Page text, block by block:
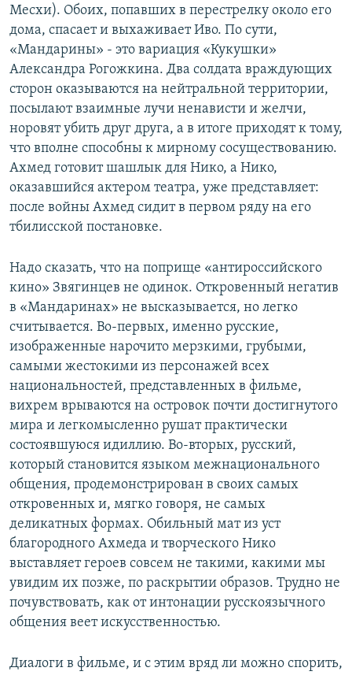
Месхи). Обоих, попавших в перестрелку около его
дома, спасает и выхаживает Иво. По сути,
«Мандарины» - это вариация «Кукушки»
Александра Рогожкина. Два солдата враждующих
сторон оказываются на нейтральной территории,
посылают взаимные лучи ненависти и желчи,
норовят убить друг друга, а в итоге приходят к тому,
что вполне способны к мирному сосуществованию.
Ахмед готовит шашлык для Нико, а Нико,
оказавшийся актером театра, уже представляет:
после войны Ахмед сидит в первом ряду на его
тбилисской постановке.
Надо сказать, что на поприще «антироссийского
кино» Звягинцев не одинок. Откровенный негатив
в «Мандаринах» не высказывается, но легко
считывается. Во-первых, именно русские,
изображенные нарочито мерзкими, грубыми,
самыми жестокими из персонажей всех
национальностей, представленных в фильме,
вихрем врываются на островок почти достигнутого
мира и легкомысленно рушат практически
состоявшуюся идиллию. Во-вторых, русский,
который становится языком межнационального
общения, продемонстрирован в своих самых
откровенных и, мягко говоря, не самых
деликатных формах. Обильный мат из уст
благородного Ахмеда и творческого Нико
выставляет героев совсем не такими, какими мы
увидим их позже, по раскрытии образов. Трудно не
почувствовать, как от интонации русскоязычного
общения веет искусственностью.
Диалоги в фильме, и с этим вряд ли можно спорить,